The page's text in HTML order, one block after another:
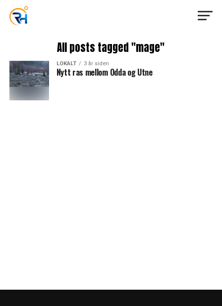
All posts tagged "mage"
LOKALT 3 år siden
Nytt ras mellom Odda og Utne